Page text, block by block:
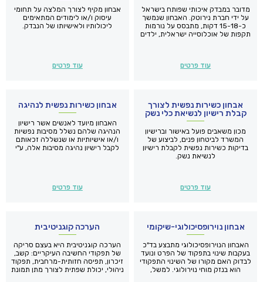
מדובר במבדק איכותי שפותח בישראל
על ידי חברת נירוטק. האבחון שנמשך
כ-15-18 דקות, מתבסס על נורמות
תקפות של אוכלוסייה ישראלית, ילדים
עוד פרטים
אבחון מקיף לצורך המלצה על תחומי
עיסוק ו/או לימודים המתאימים
ליכולותיו ולאישיותו של הנבדק.
עוד פרטים
אבחון כשירות נפשית לצורך
קבלת רישיון לנשיאת כלי נשק
מכון משאבים פועל באישור וברישיון
המשרד לביטחון פנים, לביצוע של
בדיקות כשירות נפשית לקבלת רישיון
לנשיאת נשק.
עוד פרטים
אבחון כשירות נפשית לנהיגה
האבחון מיועד לאנשים אשר רישיון
הנהיגה שלהם נשלל מסיבות נפשיות
ו/או אישיותיות או שנשללה זכאותם
לקבל רישיון נהיגה מסיבות אלה, ע"י
עוד פרטים
אבחון נוירופסיכולוגי-שיקומי
האבחון הנוירופסיכולוגי מתבצע בד"כ
בעקבות שינוי בתפקוד של הפרט ונועד
לבדוק האם מקורו של השינוי התפקודי
הוא בנזק מוחי נוירולוגי. למשל,
הערכה קוגניטיבית
הערכה קוגניטיבית היא בעצם סריקה
של תפקודי החשיבה העיקריים: קשב,
זיכרון, תפיסה חזותית-מרחבית, תפקוד
ניהולי, יכולת שפתית לצורך מתן תמונת